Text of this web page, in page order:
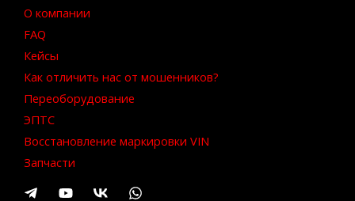
О компании
FAQ
Кейсы
Как отличить нас от мошенников?
Переоборудование
ЭПТС
Восстановление маркировки VIN
Запчасти